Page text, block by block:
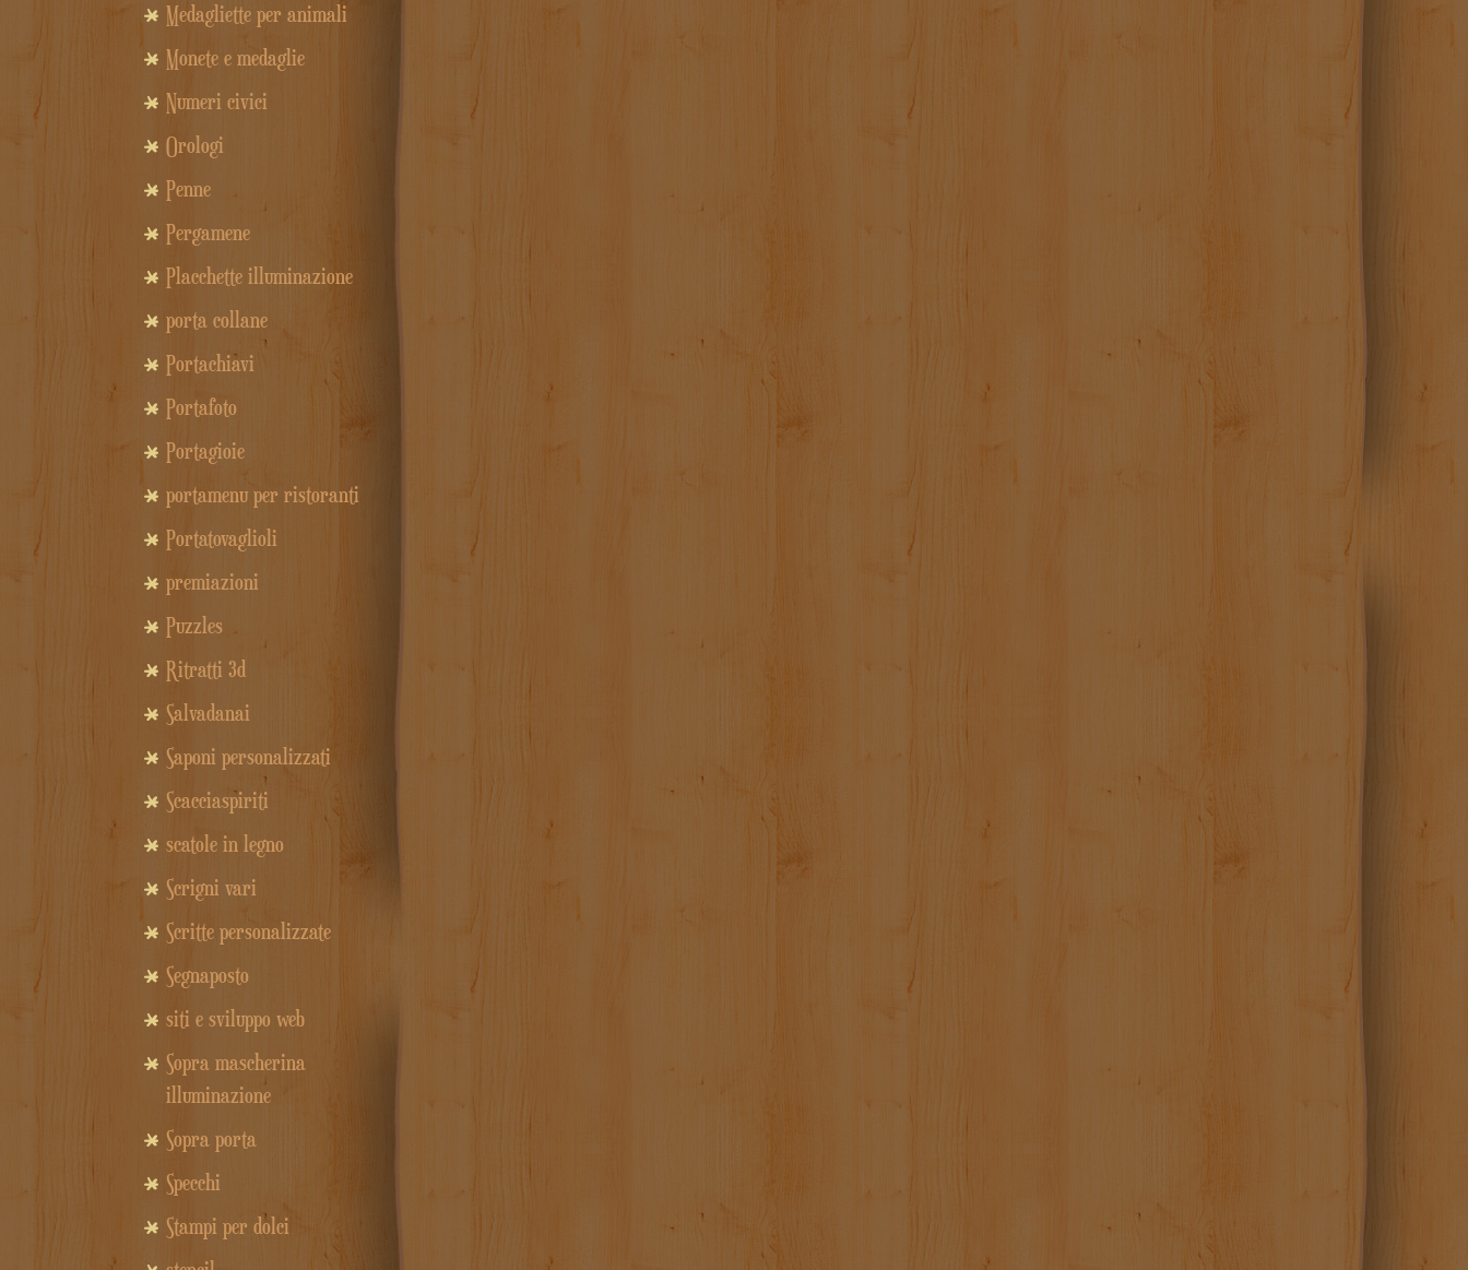
Medagliette per animali
Monete e medaglie
Numeri civici
Orologi
Penne
Pergamene
Placchette illuminazione
porta collane
Portachiavi
Portafoto
Portagioie
portamenu per ristoranti
Portatovaglioli
premiazioni
Puzzles
Ritratti 3d
Salvadanai
Saponi personalizzati
Scacciaspiriti
scatole in legno
Scrigni vari
Scritte personalizzate
Segnaposto
siti e sviluppo web
Sopra mascherina
illuminazione
Sopra porta
Specchi
Stampi per dolci